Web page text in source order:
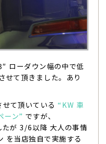
ローダウン幅の中で低
て頂きました。あり
せて頂いている“KW 車
ーン” ですが、
が 3/6以降 大人の事情
を当店独自で実施する